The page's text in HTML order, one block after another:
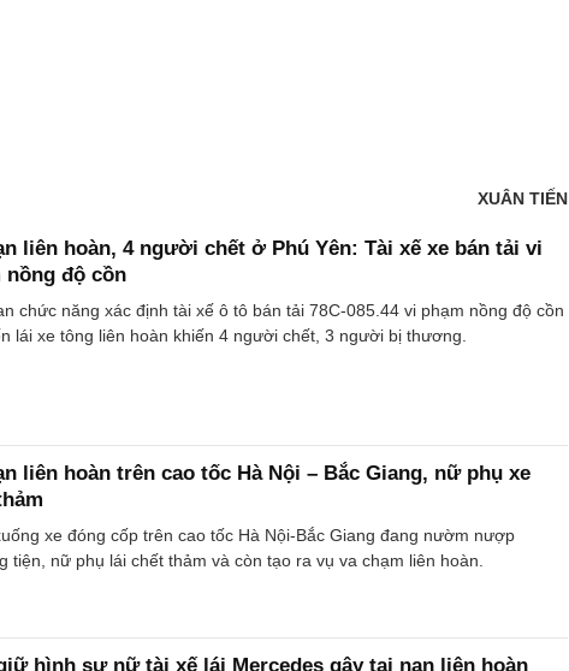
XUÂN TIẾN
liên hoàn, 4 người chết ở Phú Yên: Tài xế xe bán tải vi
nồng độ cồn
chức năng xác định tài xế ô tô bán tải 78C-085.44 vi phạm nồng độ cồn
lái xe tông liên hoàn khiến 4 người chết, 3 người bị thương.
liên hoàn trên cao tốc Hà Nội – Bắc Giang, nữ phụ xe
xe đóng cốp trên cao tốc Hà Nội-Bắc Giang đang nườm nượp
tiện, nữ phụ lái chết thảm và còn tạo ra vụ va chạm liên hoàn.
hình sự nữ tài xế lái Mercedes gây tai nạn liên hoàn